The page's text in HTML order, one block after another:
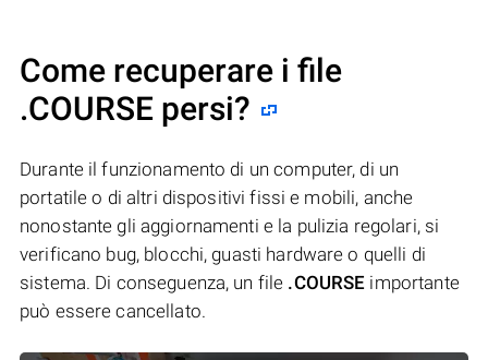
Come recuperare i file
.COURSE persi?
Durante il funzionamento di un computer, di un
portatile o di altri dispositivi fissi e mobili, anche
nonostante gli aggiornamenti e la pulizia regolari, si
verificano bug, blocchi, guasti hardware o quelli di
sistema. Di conseguenza, un file .COURSE importante
può essere cancellato.